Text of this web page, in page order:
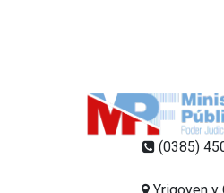
(0385)